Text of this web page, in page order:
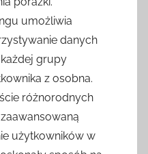
umożliwia
danych
grupy
z osobna.
różnorodnych
użytkowników w